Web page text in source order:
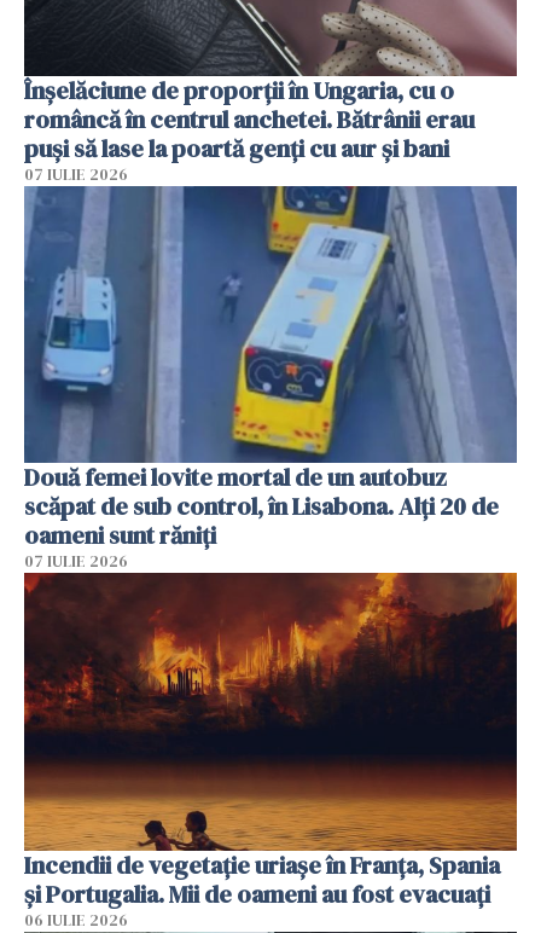
Înșelăciune de proporții în Ungaria, cu o
româncă în centrul anchetei. Bătrânii erau
puși să lase la poartă genți cu aur și bani
07 IULIE 2026
Două femei lovite mortal de un autobuz
scăpat de sub control, în Lisabona. Alți 20 de
oameni sunt răniți
07 IULIE 2026
Incendii de vegetație uriașe în Franța, Spania
și Portugalia. Mii de oameni au fost evacuați
06 IULIE 2026